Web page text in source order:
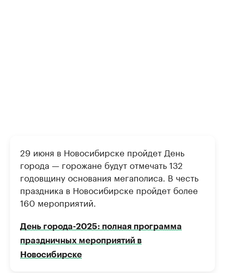
29 июня в Новосибирске пройдет День
города — горожане будут отмечать 132
годовщину основания мегаполиса. В честь
праздника в Новосибирске пройдет более
160 мероприятий.
День города-2025: полная программа
праздничных мероприятий в
Новосибирске